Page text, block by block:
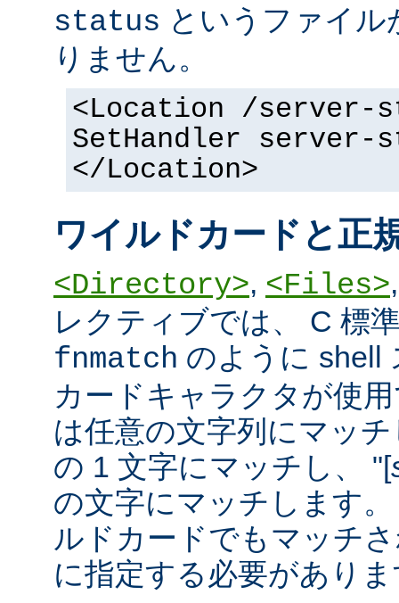
status というファイ
りません。
<Location /server-
SetHandler server-
</Location>
ワイルドカードと正
<Directory>, <Files>
レクティブでは、 C 標
fnmatch のように shell
カードキャラクタが使
は任意の文字列にマッ
の 1 文字にマッチし、 "[
の文字にマッチします
ルドカードでもマッチ
に指定する必要があり